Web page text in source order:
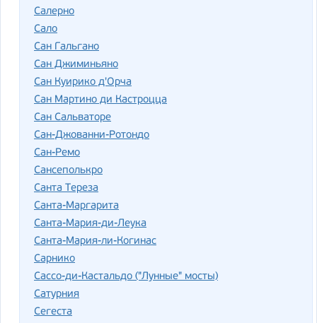
Салерно
Сало
Сан Гальгано
Сан Джиминьяно
Сан Куирико д'Орча
Сан Мартино ди Кастроцца
Сан Сальваторе
Сан-Джованни-Ротондо
Сан-Ремо
Сансеполькро
Санта Тереза
Санта-Маргарита
Санта-Мария-ди-Леука
Санта-Мария-ли-Когинас
Сарнико
Сассо-ди-Кастальдо ("Лунные" мосты)
Сатурния
Сегеста